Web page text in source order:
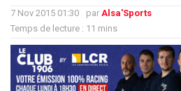
7 Nov 2015 01:30 par Alsa'Sports
Temps de lecture : 11 mins